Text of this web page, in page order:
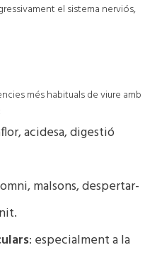
el sistema nerviós,
més habituals de viure amb
acidesa, digestió
malsons, despertar-
: especialment a la